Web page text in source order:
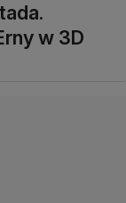
w 3D